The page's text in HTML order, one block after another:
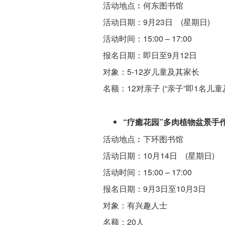
活动地点︰何东图书馆
活动日期：9月23日 (星期日)
活动时间：15:00 – 17:00
报名日期：即日至9月12日
对象：5-12岁儿童及其家长
名额：12对亲子 (“亲子”即1名儿
“疗癒花园”多肉植物盆景手
活动地点︰下环图书馆
活动日期：10月14日 (星期日)
活动时间：15:00 – 17:00
报名日期：9月3日至10月3日
对象：有兴趣人士
名额：20人